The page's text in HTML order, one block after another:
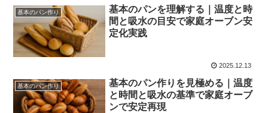
基本のパン作り
基本のパンを理解する｜温度と時
間と吸水の目安で家庭オーブン安
定化実践
2025.12.13
基本のパン作り
基本のパン作りを見極める｜温度
と時間と吸水の基準で家庭オーブ
ンで安定再現